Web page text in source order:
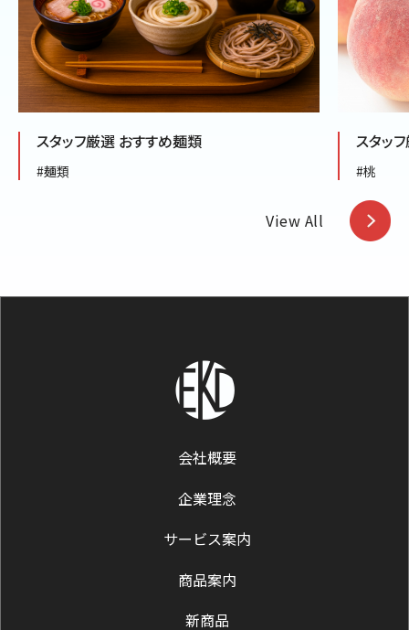
スタッフ厳選 おすすめ桃商品
View All
会社概要
企業理念
サービス案内
商品案内
新商品